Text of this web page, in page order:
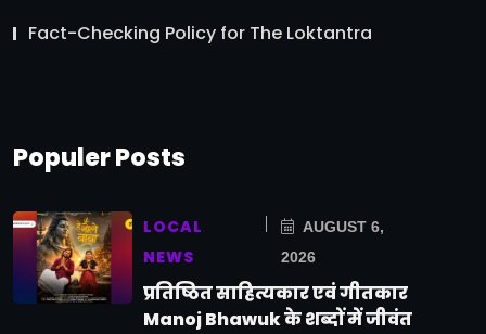
Fact-Checking Policy for The Loktantra
Populer Posts
LOCAL
NEWS
AUGUST 6,
2026
प्रतिष्ठित साहित्यकार एवं गीतकार
Manoj Bhawuk के शब्दों में जीवंत